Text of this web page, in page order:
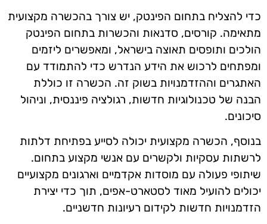
כדי להצליח בתחום הפינטק, יש צורך בהכשרה מקצועית
מתאימה. קורסים, סדנאות והכשרות בתחום הפינטק
הולכים ותופסים תאוצה בישראל, ומאפשרים ליזמים
ומפתחים לרכוש את הידע הנדרש כדי להתמודד עם
האתגרים וההזדמנויות בשוק זה. הכשרה זו כוללת
הבנה של טכנולוגיות חדשות, רגולציה פיננסית, וניהול
סיכונים.
בנוסף, הכשרה מקצועית יכולה לסייע בפתיחת דלתות
לרשתות עסקיות ולקשרים עם אנשי מקצוע בתחום.
שיתופי פעולה עם מוסדות אקדמיים וארגונים מקצועיים
יכולים להועיל מאוד לסטארט-אפים, תוך כדי יצירת
הזדמנויות חדשות לקידום רעיונות חדשניים.